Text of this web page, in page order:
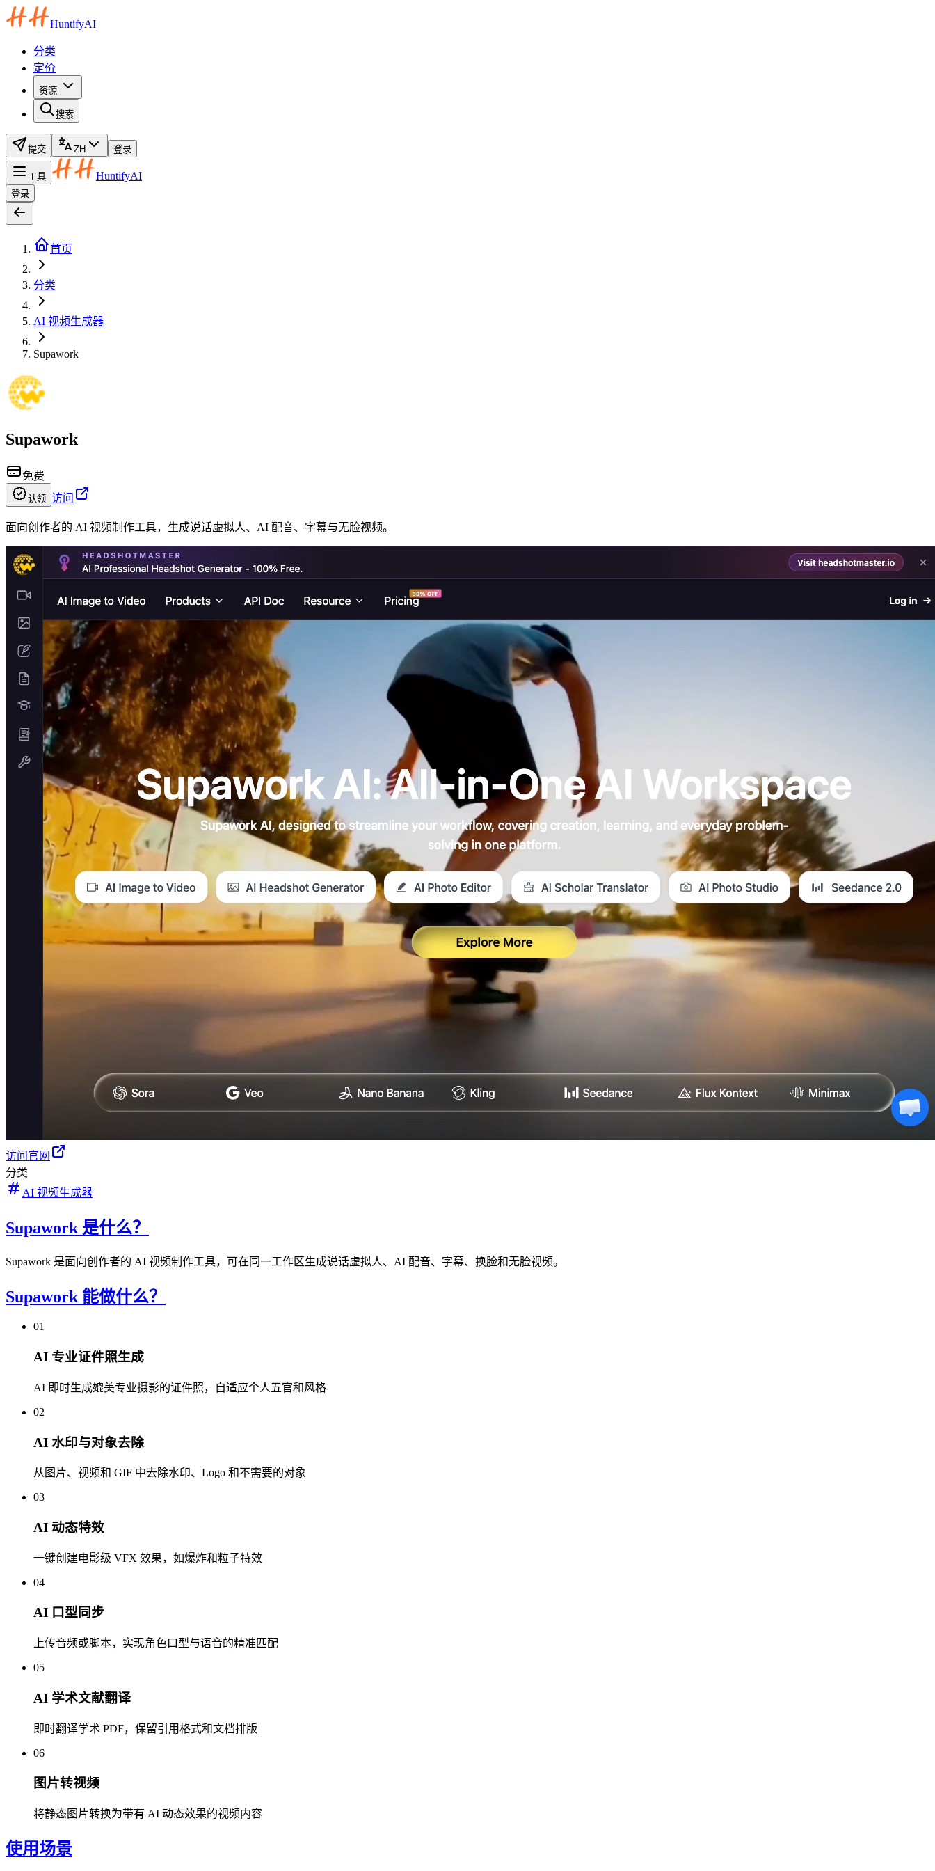
HuntifyAI
分类
定价
资源
搜索
提交 ZH 登录
工具 HuntifyAI
登录
首页
分类
AI 视频生成器
Supawork
Supawork
免费
认领 访问
面向创作者的 AI 视频制作工具，生成说话虚拟人、AI 配音、字幕与无脸视频。
访问官网
分类
AI 视频生成器
Supawork 是什么？
Supawork 是面向创作者的 AI 视频制作工具，可在同一工作区生成说话虚拟人、AI 配音、字幕、换脸和无脸视频。
Supawork 能做什么？
01
AI 专业证件照生成
AI 即时生成媲美专业摄影的证件照，自适应个人五官和风格
02
AI 水印与对象去除
从图片、视频和 GIF 中去除水印、Logo 和不需要的对象
03
AI 动态特效
一键创建电影级 VFX 效果，如爆炸和粒子特效
04
AI 口型同步
上传音频或脚本，实现角色口型与语音的精准匹配
05
AI 学术文献翻译
即时翻译学术 PDF，保留引用格式和文档排版
06
图片转视频
将静态图片转换为带有 AI 动态效果的视频内容
使用场景